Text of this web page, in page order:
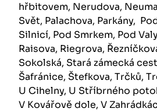
hřbitovem, Nerudova,
Svět, Palachova, Parkány,
Silnicí, Pod Smrkem, Pod
Raisova, Riegrova,
Sokolská, Stará zámecká
Šafránice, Štefkova, Trčků,
U Cihelny, U Stříbrného
V Kovářově dole, V